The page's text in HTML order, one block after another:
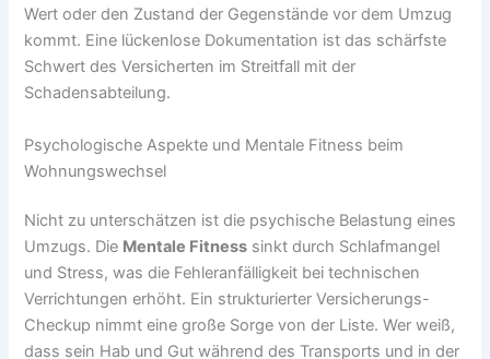
Wert oder den Zustand der Gegenstände vor dem Umzug
kommt. Eine lückenlose Dokumentation ist das schärfste
Schwert des Versicherten im Streitfall mit der
Schadensabteilung.
Psychologische Aspekte und Mentale Fitness beim
Wohnungswechsel
Nicht zu unterschätzen ist die psychische Belastung eines
Umzugs. Die Mentale Fitness sinkt durch Schlafmangel
und Stress, was die Fehleranfälligkeit bei technischen
Verrichtungen erhöht. Ein strukturierter Versicherungs-
Checkup nimmt eine große Sorge von der Liste. Wer weiß,
dass sein Hab und Gut während des Transports und in der